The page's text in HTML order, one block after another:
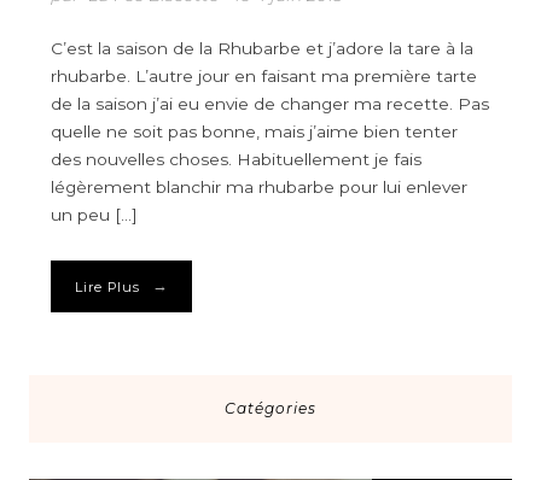
C’est la saison de la Rhubarbe et j’adore la tare à la
rhubarbe. L’autre jour en faisant ma première tarte
de la saison j’ai eu envie de changer ma recette. Pas
quelle ne soit pas bonne, mais j’aime bien tenter
des nouvelles choses. Habituellement je fais
légèrement blanchir ma rhubarbe pour lui enlever
un peu […]
Lire Plus →
Catégories